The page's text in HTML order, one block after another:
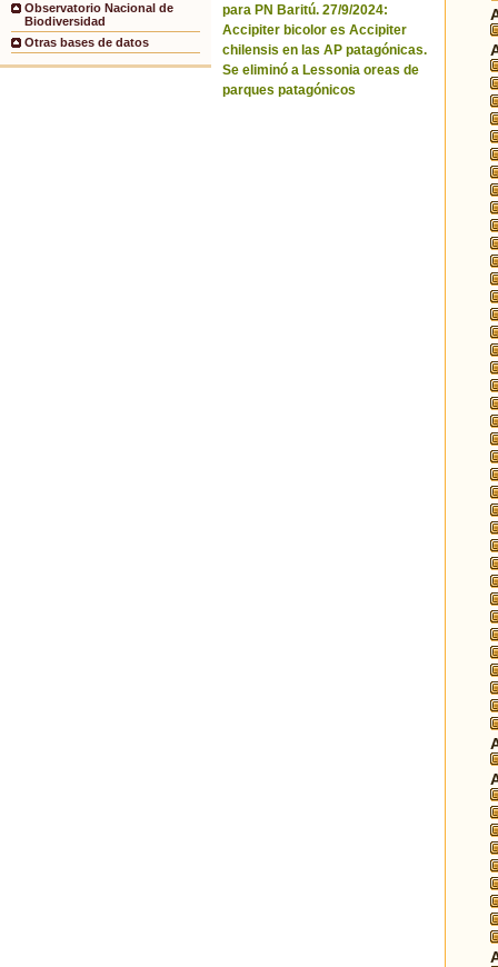
Observatorio Nacional de
Biodiversidad
Otras bases de datos
para PN Baritú. 27/9/2024:
Accipiter bicolor es Accipiter
chilensis en las AP patagónicas.
Se eliminó a Lessonia oreas de
parques patagónicos